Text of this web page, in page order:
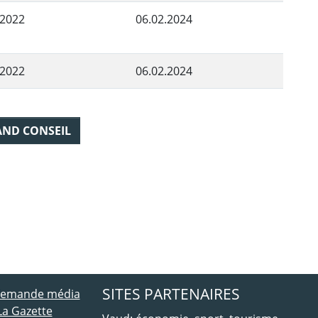
06.02.2024
06.02.2024
CONSEIL
média
Gazette
SITES PARTENAIRES